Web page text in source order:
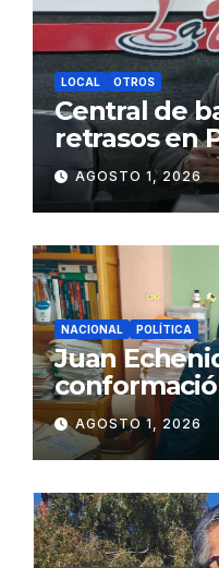
LOCAL OTROS
Central de
retrasos en
de Agua y
Juliaca
AGOSTO 1, 2026
NACIONAL POLÍTICA
Juan
gabinete
Fujimori
AGOSTO 1, 2026